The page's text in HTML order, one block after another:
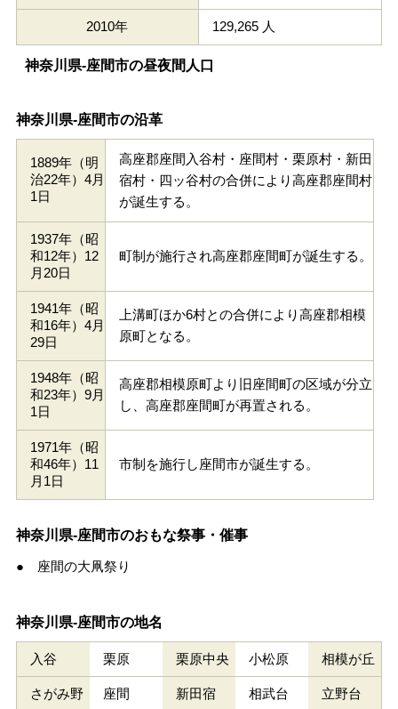
2010年 129,265 人
神奈川県-座間市の昼夜間人口
神奈川県-座間市の沿革
1889年（明
治22年）4月
1日
高座郡座間入谷村・座間村・栗原村・新田
宿村・四ッ谷村の合併により高座郡座間村
が誕生する。
1937年（昭
和12年）12
月20日
町制が施行され高座郡座間町が誕生する。
1941年（昭
和16年）4月
29日
上溝町ほか6村との合併により高座郡相模
原町となる。
1948年（昭
和23年）9月
1日
高座郡相模原町より旧座間町の区域が分立
し、高座郡座間町が再置される。
1971年（昭
和46年）11
月1日
市制を施行し座間市が誕生する。
神奈川県-座間市のおもな祭事・催事
● 座間の大凧祭り
神奈川県-座間市の地名
入谷 栗原 栗原中央 小松原 相模が丘
さがみ野 座間 新田宿 相武台 立野台